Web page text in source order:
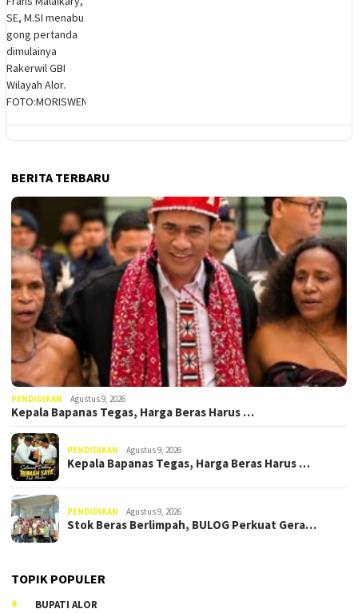
BERITA TERBARU
PENDIDIKAN Agustus 9, 2026
Kepala Bapanas Tegas, Harga Beras Harus …
PENDIDIKAN Agustus 9, 2026
Kepala Bapanas Tegas, Harga Beras Harus …
PENDIDIKAN Agustus 9, 2026
Stok Beras Berlimpah, BULOG Perkuat Gera…
TOPIK POPULER
BUPATI ALOR